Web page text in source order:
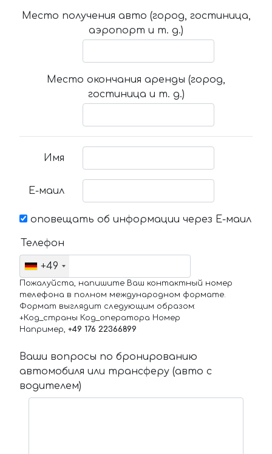
Место получения авто (город, гостиница,
аэропорт и т. д.)
Место окончания аренды (город,
гостиница и т. д.)
Имя
Е-маил
оповещать об информации через Е-маил
Телефон
+49
Пожалуйста, напишите Ваш контактный номер
телефона в полном международном формате.
Формат выглядит следующим образом:
+Код_страны Код_оператора Номер
Например, +49 176 22366899
Ваши вопросы по бронированию
автомобиля или трансферу (авто с
водителем)